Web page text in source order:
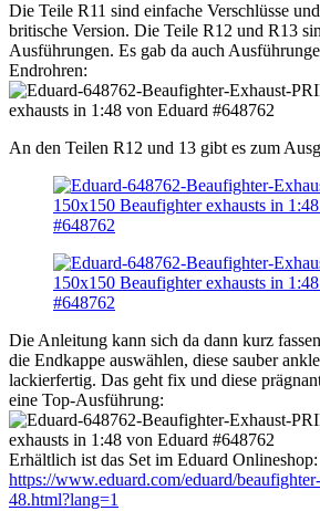
Die Teile R11 sind einfache Verschlüsse
britische Version. Die Teile R12 und R13
Ausführungen. Es gab da auch
Endrohren:
An den Teilen R12 und 13 gibt es zum
Die Anleitung kann sich da dann kurz
die Endkappe auswählen, diese sauber
lackierfertig. Das geht fix und diese
eine Top-Ausführung:
Erhältlich ist das Set im Eduard Onlineshop:
https://www.eduard.com/eduard/
48.html?lang=1